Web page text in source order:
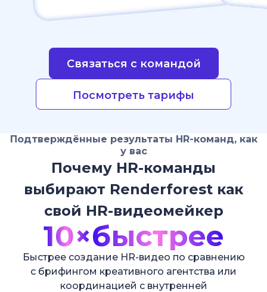
Связаться с командой
Посмотреть тарифы
Подтверждённые результаты HR-команд, как
у вас
Почему HR-команды
выбирают Renderforest как
свой HR-видеомейкер
10×быстрее
Быстрее создание HR-видео по сравнению
с брифингом креативного агентства или
координацией с внутренней